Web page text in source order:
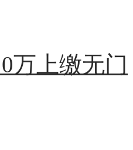
万上缴无门